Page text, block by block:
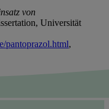
von
Universität
pantoprazol.html,